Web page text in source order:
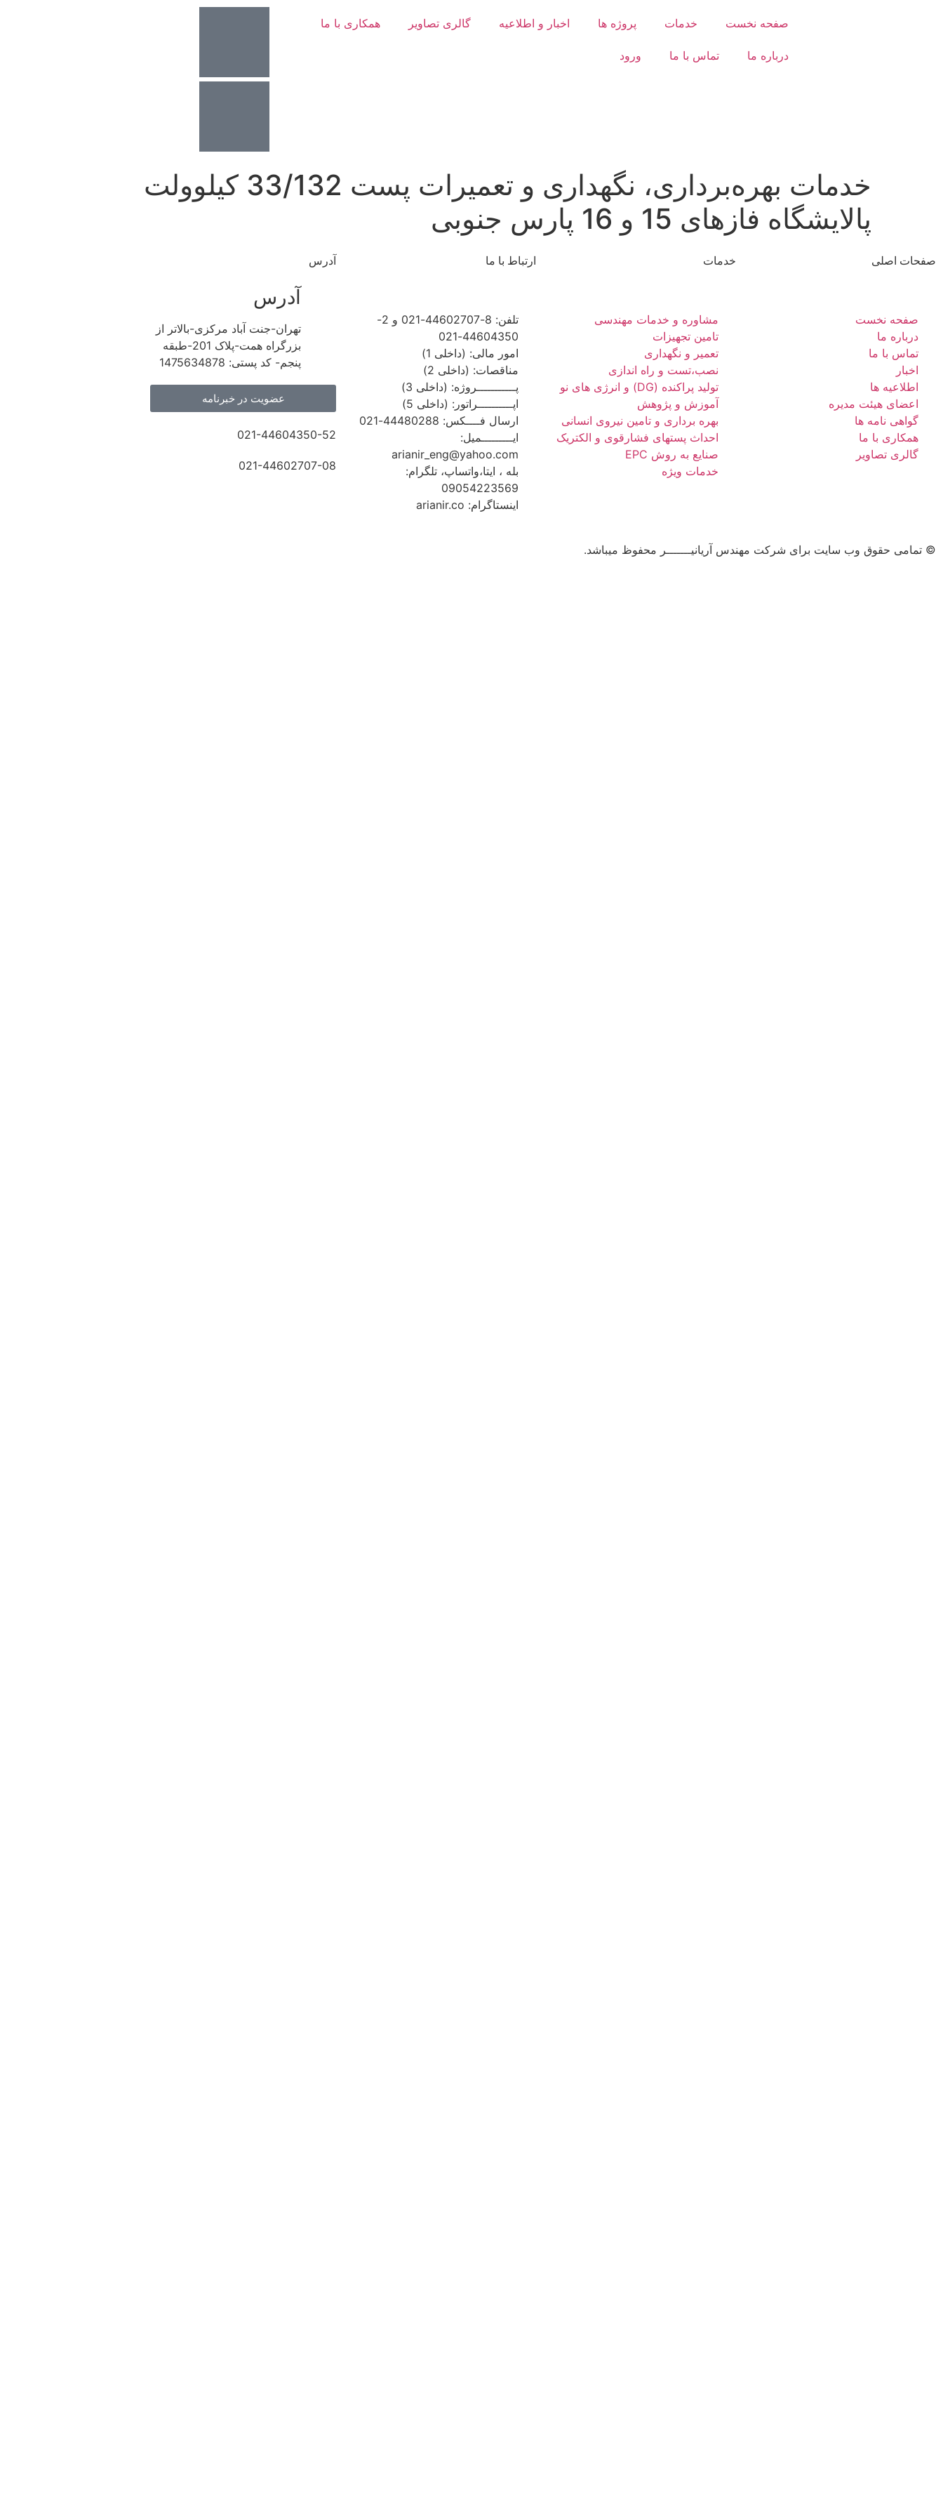
صفحه نخست خدمات پروژه ها اخبار و اطلاعیه گالری تصاویر همکاری با ما
درباره ما تماس با ما ورود
خدمات بهره‌برداری، نگهداری و تعمیرات پست 33/132 کیلوولت
پالایشگاه فازها‌ی 15 و 16 پارس جنوبی
صفحات اصلی
صفحه نخست
درباره ما
تماس با ما
اخبار
اطلاعیه ها
اعضای هیئت مدیره
گواهی نامه ها
همکاری با ما
گالری تصاویر
خدمات
مشاوره و خدمات مهندسی
تامین تجهیزات
تعمیر و نگهداری
نصب،تست و راه اندازی
تولید پراکنده (DG) و انرژی های نو
آموزش و پژوهش
بهره برداری و تامین نیروی انسانی
احداث پستهای فشارقوی و الکتریک
صنایع به روش EPC
خدمات ویژه
ارتباط با ما
تلفن: 8-44602707-021 و 2-
44604350-021
امور مالی: (داخلی 1)
مناقصات: (داخلی 2)
پـــــــــــروژه: (داخلی 3)
اپــــــــــراتور: (داخلی 5)
ارسال فــــکس: 44480288-021
ایـــــــــمیل:
arianir_eng@yahoo.com
بله ، ایتا،واتساپ، تلگرام:
09054223569
اینستاگرام: arianir.co
آدرس
آدرس
تهران-جنت آباد مرکزی-بالاتر از
بزرگراه همت-پلاک 201-طبقه
پنجم- کد پستی: 1475634878
عضویت در خبرنامه
021-44604350-52
021-44602707-08
© تمامی حقوق وب سایت برای شرکت مهندس آریانیـــــــر محفوظ میباشد.